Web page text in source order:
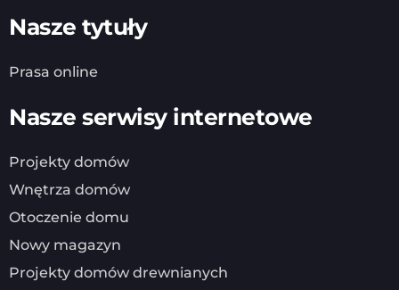
Nasze tytuły
Prasa online
Nasze serwisy internetowe
Projekty domów
Wnętrza domów
Otoczenie domu
Nowy magazyn
Projekty domów drewnianych